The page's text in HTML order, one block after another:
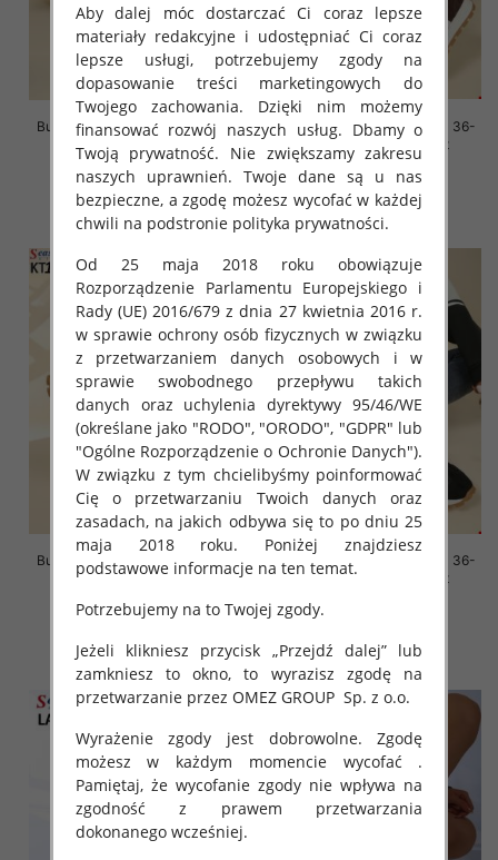
Buty sportowe damskie Roz 36-
41, 1 kolor Paczka 8 szt
88.00 zł
szczegóły
Buty sportowe damskie Roz 36-
41, 1 kolor Paczka 8 szt
88.00 zł
szczegóły
Buty sportowe damskie Roz 36-
41, 1 kolor Paczka 8 szt
88.00 zł
Buty sportowe damskie Roz 36-
41, 1 kolor Paczka 8 szt
Aby dalej móc dostarczać Ci coraz lepsze
materiały redakcyjne i udostępniać Ci coraz
lepsze usługi, potrzebujemy zgody na
dopasowanie treści marketingowych do
Twojego zachowania. Dzięki nim możemy
finansować rozwój naszych usług. Dbamy o
Twoją prywatność. Nie zwiększamy zakresu
naszych uprawnień. Twoje dane są u nas
bezpieczne, a zgodę możesz wycofać w każdej
chwili na podstronie polityka prywatności.
Od 25 maja 2018 roku obowiązuje
Rozporządzenie Parlamentu Europejskiego i
Rady (UE) 2016/679 z dnia 27 kwietnia 2016 r.
w sprawie ochrony osób fizycznych w związku
z przetwarzaniem danych osobowych i w
sprawie swobodnego przepływu takich
danych oraz uchylenia dyrektywy 95/46/WE
(określane jako "RODO", "ORODO", "GDPR" lub
"Ogólne Rozporządzenie o Ochronie Danych").
W związku z tym chcielibyśmy poinformować
Cię o przetwarzaniu Twoich danych oraz
zasadach, na jakich odbywa się to po dniu 25
maja 2018 roku. Poniżej znajdziesz
podstawowe informacje na ten temat.
Potrzebujemy na to Twojej zgody.
Jeżeli klikniesz przycisk „Przejdź dalej” lub
zamkniesz to okno, to wyrazisz zgodę na
przetwarzanie przez OMEZ GROUP Sp. z o.o.
Wyrażenie zgody jest dobrowolne. Zgodę
możesz w każdym momencie wycofać .
Pamiętaj, że wycofanie zgody nie wpływa na
zgodność z prawem przetwarzania
dokonanego wcześniej.